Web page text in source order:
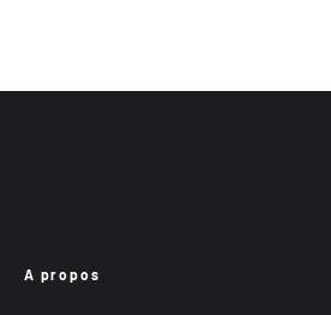
A propos